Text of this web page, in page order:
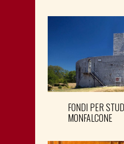
FONDI PER
MONFALCONE